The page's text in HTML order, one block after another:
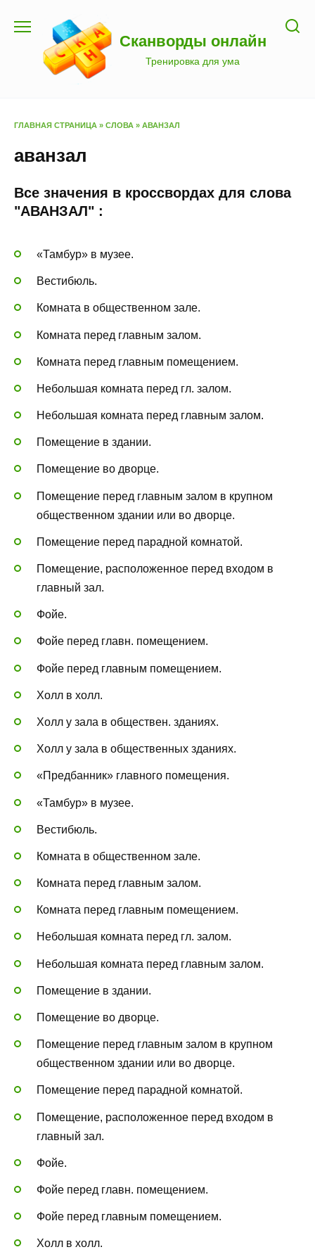
содержанию
Сканворды онлайн
Тренировка для ума
ГЛАВНАЯ СТРАНИЦА » СЛОВА » АВАНЗАЛ
аванзал
Все значения в кроссвордах для слова
"АВАНЗАЛ" :
«Тамбур» в музее.
Вестибюль.
Комната в общественном зале.
Комната перед главным залом.
Комната перед главным помещением.
Небольшая комната перед гл. залом.
Небольшая комната перед главным залом.
Помещение в здании.
Помещение во дворце.
Помещение перед главным залом в крупном
общественном здании или во дворце.
Помещение перед парадной комнатой.
Помещение, расположенное перед входом в
главный зал.
Фойе.
Фойе перед главн. помещением.
Фойе перед главным помещением.
Холл в холл.
Холл у зала в обществен. зданиях.
Холл у зала в общественных зданиях.
«Предбанник» главного помещения.
«Тамбур» в музее.
Вестибюль.
Комната в общественном зале.
Комната перед главным залом.
Комната перед главным помещением.
Небольшая комната перед гл. залом.
Небольшая комната перед главным залом.
Помещение в здании.
Помещение во дворце.
Помещение перед главным залом в крупном
общественном здании или во дворце.
Помещение перед парадной комнатой.
Помещение, расположенное перед входом в
главный зал.
Фойе.
Фойе перед главн. помещением.
Фойе перед главным помещением.
Холл в холл.